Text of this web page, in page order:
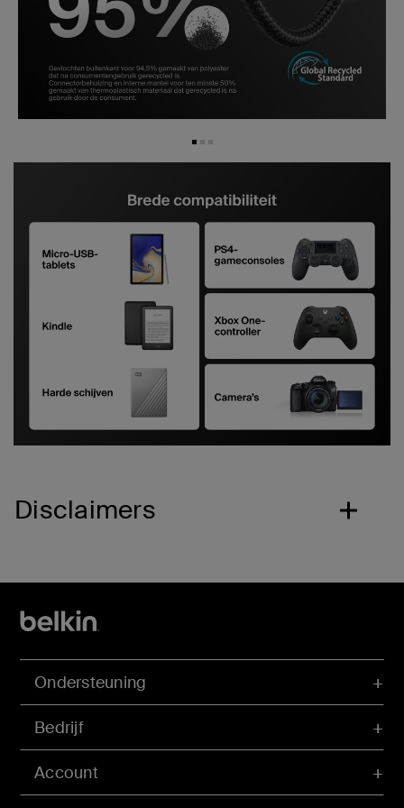
Disclaimers
Account
Ondersteuning
Bedrijf